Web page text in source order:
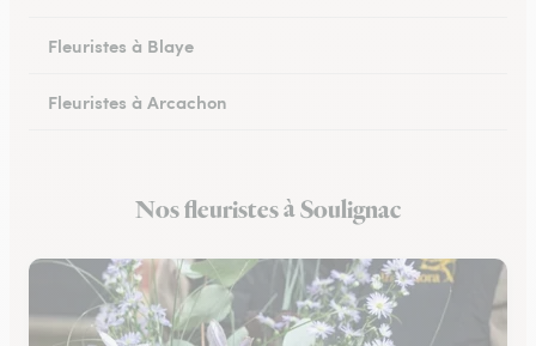
Fleuristes à Blaye
Fleuristes à Arcachon
Fleuristes à PessacNos fleuristes à Soulignac